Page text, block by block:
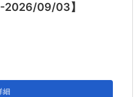
2026/09/03】
細